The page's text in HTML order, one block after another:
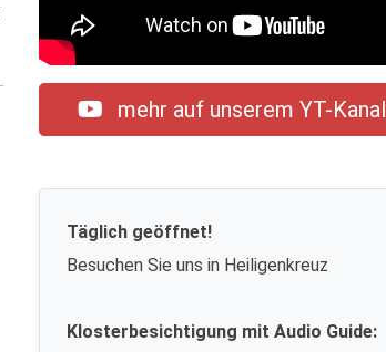
mehr auf unserem YT-Kanal
Täglich geöffnet!
Besuchen Sie uns in Heiligenkreuz
Klosterbesichtigung mit Audio Guide: